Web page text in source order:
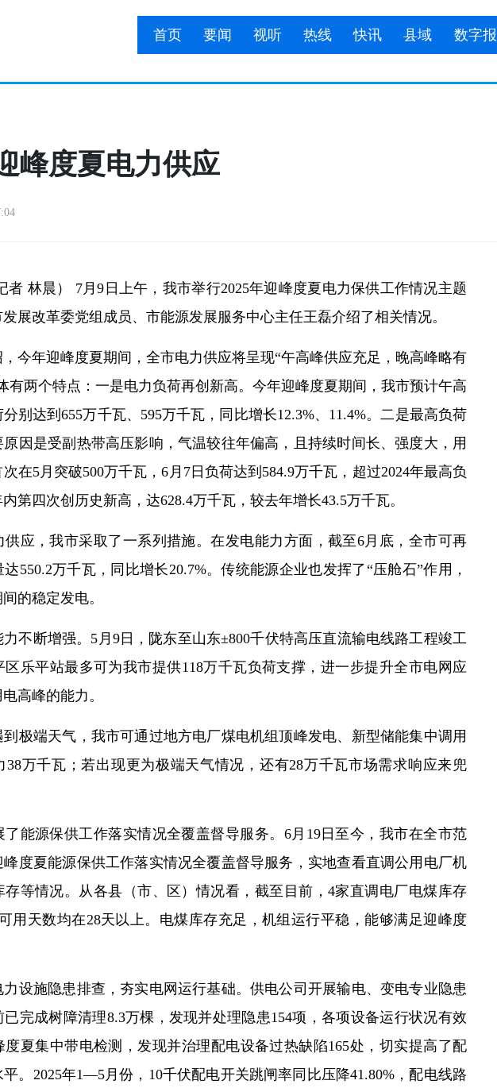
首页 要闻 视听 热线 快讯 县域 数字报
峰度夏电力供应
林晨） 7月9日上午，我市举行2025年迎峰度夏电力保供工作情况主题
展改革委党组成员、市能源发展服务中心主任王磊介绍了相关情况。
年迎峰度夏期间，全市电力供应将呈现“午高峰供应充足，晚高峰略有
有两个特点：一是电力负荷再创新高。今年迎峰度夏期间，我市预计午高
别达到655万千瓦、595万千瓦，同比增长12.3%、11.4%。二是最高负荷
因是受副热带高压影响，气温较往年偏高，且持续时间长、强度大，用
在5月突破500万千瓦，6月7日负荷达到584.9万千瓦，超过2024年最高负
第四次创历史新高，达628.4万千瓦，较去年增长43.5万千瓦。
，我市采取了一系列措施。在发电能力方面，截至6月底，全市可再
550.2万千瓦，同比增长20.7%。传统能源企业也发挥了“压舱石”作用，
的稳定发电。
断增强。5月9日，陇东至山东±800千伏特高压直流输电线路工程竣工
区乐平站最多可为我市提供118万千瓦负荷支撑，进一步提升全市电网应
高峰的能力。
端天气，我市可通过地方电厂煤电机组顶峰发电、新型储能集中调用
38万千瓦；若出现更为极端天气情况，还有28万千瓦市场需求响应来兜
源保供工作落实情况全覆盖督导服务。6月19日至今，我市在全市范
峰度夏能源保供工作落实情况全覆盖督导服务，实地查看直调公用电厂机
存等情况。从各县（市、区）情况看，截至目前，4家直调电厂电煤库存
用天数均在28天以上。电煤库存充足，机组运行平稳，能够满足迎峰度
施隐患排查，夯实电网运行基础。供电公司开展输电、变电专业隐患
完成树障清理8.3万棵，发现并处理隐患154项，各项设备运行状况有效
度夏集中带电检测，发现并治理配电设备过热缺陷165处，切实提高了配
。2025年1—5月份，10千伏配电开关跳闸率同比压降41.80%，配电线路